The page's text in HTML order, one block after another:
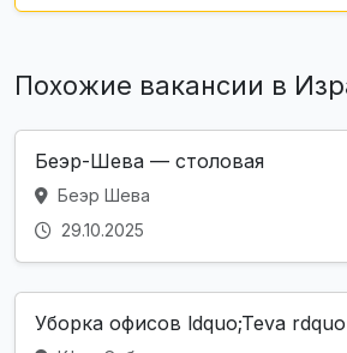
Похожие вакансии в
Беэр-Шева — столовая
Беэр Шева
29.10.2025
Уборка офисов ldquo;Teva rdquo